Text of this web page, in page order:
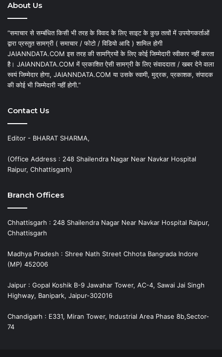
About Us
“समाचार से सम्बंधित किसी भी तरह के विवाद के लिए साइट के कुछ तत्वों में उपयोगकर्ताओं
द्वारा प्रस्तुत सामग्री ( समाचार / फोटो / विडियो आदि ) शामिल होगी
JAIANNDATA.COM इस तरह की सामग्रियों के लिए कोई जिम्मेदारी स्वीकार नहीं करता
है। JAIANNDATA.COM में प्रकाशित ऐसी सामग्री के लिए संवाददाता / खबर देने वाला
स्वयं जिम्मेदार होगा, JAIANNDATA.COM या उसके स्वामी, मुद्रक, प्रकाशक, संपादक
की कोई भी जिम्मेदारी नहीं होगी.”
Contact Us
Editor - BHARAT SHARMA,
(Office Address : 248 Shailendra Nagar Near Navkar Hospital
Raipur, Chhattisgarh)
Branch Offices
Chhattisgarh : 248 Shailendra Nagar Near Navkar Hospital Raipur,
Chhattisgarh
Madhya Pradesh : Shree Nath Street Chhota Bangrada Indore
(MP) 452006
Jaipur : Gopal Koshik B-9 Jawahar Tower, AC-4, Sawai Jai Singh
Highway, Banipark, Jaipur-302016
Chandigarh : E331, Miran Tower, Industrial Area Phase 8b,Sector-
74